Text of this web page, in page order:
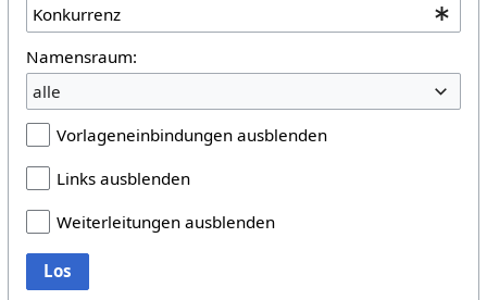
Namensraum:
alle
Vorlageneinbindungen ausblenden
Links ausblenden
Weiterleitungen ausblenden
Los